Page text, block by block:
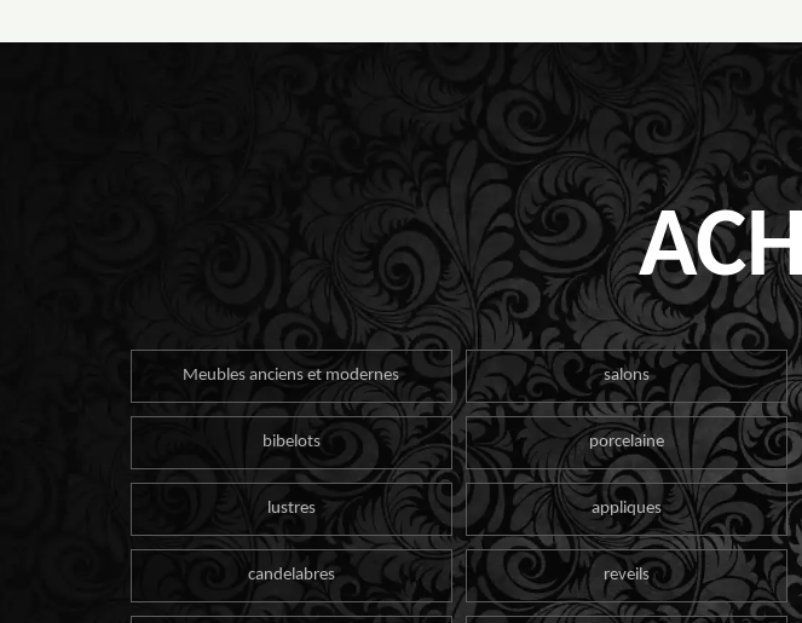
Meubles anciens et modernes salons
bibelots porcelaine
lustres appliques
candelabres reveils